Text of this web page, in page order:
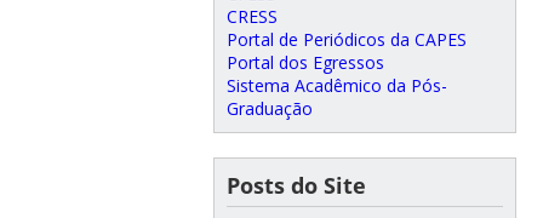
CRESS
Portal de Periódicos da CAPES
Portal dos Egressos
Sistema Acadêmico da Pós-
Graduação
Posts do Site